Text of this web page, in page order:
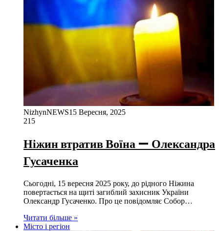
NizhynNEWS15 Вересня, 2025
215
Ніжин втратив Воїна — Олександра
Гусаченка
Сьогодні, 15 вересня 2025 року, до рідного Ніжина
повертається на щиті загиблий захисник України
Олександр Гусаченко. Про це повідомляє Собор…
Читати більше »
Місто і регіон